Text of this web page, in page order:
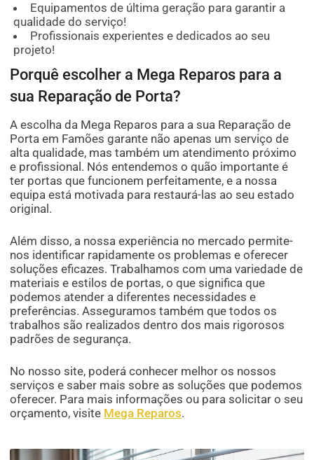
Equipamentos de última geração para garantir a
qualidade do serviço!
Profissionais experientes e dedicados ao seu
projeto!
Porquê escolher a Mega Reparos para a
sua Reparação de Porta?
A escolha da Mega Reparos para a sua Reparação de
Porta em Famões garante não apenas um serviço de
alta qualidade, mas também um atendimento próximo
e profissional. Nós entendemos o quão importante é
ter portas que funcionem perfeitamente, e a nossa
equipa está motivada para restaurá-las ao seu estado
original.
Além disso, a nossa experiência no mercado permite-
nos identificar rapidamente os problemas e oferecer
soluções eficazes. Trabalhamos com uma variedade de
materiais e estilos de portas, o que significa que
podemos atender a diferentes necessidades e
preferências. Asseguramos também que todos os
trabalhos são realizados dentro dos mais rigorosos
padrões de segurança.
No nosso site, poderá conhecer melhor os nossos
serviços e saber mais sobre as soluções que podemos
oferecer. Para mais informações ou para solicitar o seu
orçamento, visite Mega Reparos.